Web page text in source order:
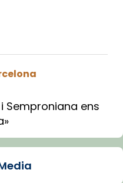
Semproniana ens
de Tortosa, ha